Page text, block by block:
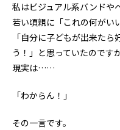
私はビジュアル系バンドや
若い頃親に「これの何がい
「自分に子どもが出来た
う！」と思っていたのです
現実は……
「わからん！」
その一言です。